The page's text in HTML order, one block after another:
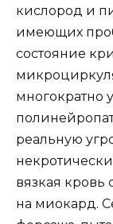
кислород и
имеющих
состояние
многократно
реальную
вязкая кровь
на миокард.